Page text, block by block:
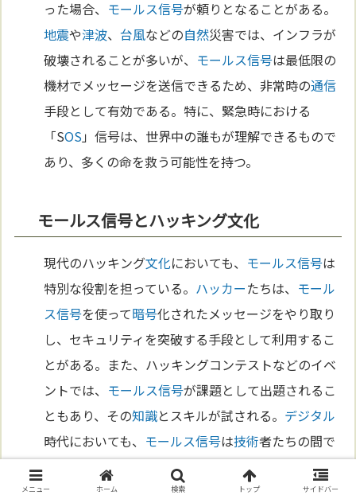
った場合、 モールス信号が頼りとなることがある。
地震や津波、台風などの自然災害では、インフラが
破壊されることが多いが、 モールス信号は最低限の
機材でメッセージを送信できるため、非常時の通信
手段として有効である。特に、緊急時における
「SOS」信号は、世界中の誰もが理解できるもので
あり、多くの命を救う可能性を持つ。
モールス信号とハッキング文化
現代のハッキング文化においても、 モールス信号は
特別な役割を担っている。 ハッカーたちは、 モール
ス信号を使って暗号化されたメッセージをやり取り
し、セキュリティを突破する手段として利用するこ
とがある。また、ハッキングコンテストなどのイベ
ントでは、 モールス信号が課題として出題されるこ
ともあり、その知識とスキルが試される。 デジタル
時代においても、 モールス信号は技術者たちの間で
高く評価されている。
メニュー ホーム 検索 トップ サイドバー